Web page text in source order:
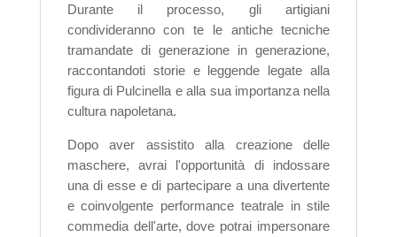
Durante il processo, gli artigiani
condivideranno con te le antiche tecniche
tramandate di generazione in generazione,
raccontandoti storie e leggende legate alla
figura di Pulcinella e alla sua importanza nella
cultura napoletana.
Dopo aver assistito alla creazione delle
maschere, avrai l'opportunità di indossare
una di esse e di partecipare a una divertente
e coinvolgente performance teatrale in stile
commedia dell'arte, dove potrai impersonare